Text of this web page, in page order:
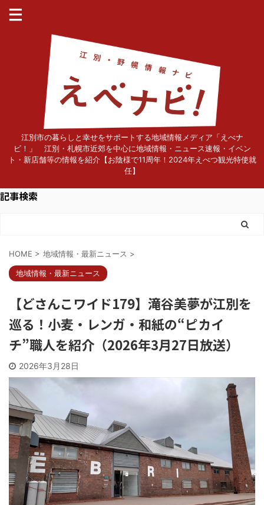
江別市の暮らしと幸せをサポートする地域情報メディア「えべナ
ビ！」 江別・札幌市近郊を中心に地域情報・ニュース速報・イベン
ト・新店舗等の情報を紹介【お陰様で11周年！2024年えべつ観光特使就
任】
記事検索
HOME > 地域情報・最新ニュース >
地域情報・最新ニュース
【どさんこワイド179】滝谷美夢が江別を
巡る！小麦・レンガ・和紙の“ピカイ
チ”職人を紹介（2026年3月27日放送）
2026年3月28日